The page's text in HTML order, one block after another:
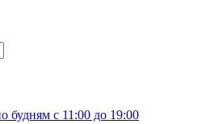
будням с 11:00 до 19:00